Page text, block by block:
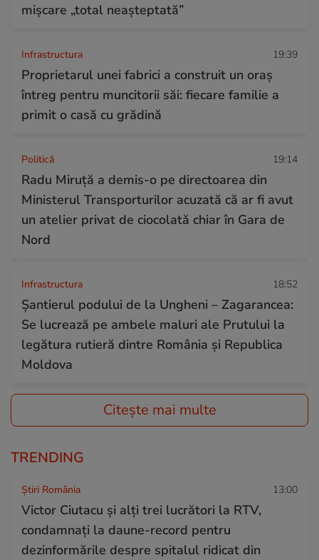
mișcare „total neașteptată”
Infrastructura 19:39
Proprietarul unei fabrici a construit un oraș
întreg pentru muncitorii săi: fiecare familie a
primit o casă cu grădină
Politică 19:14
Radu Miruță a demis-o pe directoarea din
Ministerul Transporturilor acuzată că ar fi avut
un atelier privat de ciocolată chiar în Gara de
Nord
Infrastructura 18:52
Șantierul podului de la Ungheni – Zagarancea:
Se lucrează pe ambele maluri ale Prutului la
legătura rutieră dintre România și Republica
Moldova
Citește mai multe
TRENDING
Știri România 13:00
Victor Ciutacu și alți trei lucrători la RTV,
condamnați la daune-record pentru
dezinformările despre spitalul ridicat din